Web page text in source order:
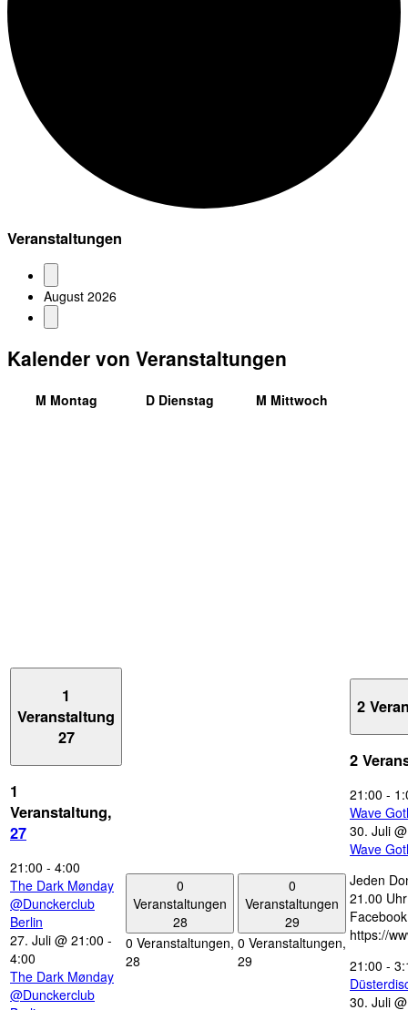
Veranstaltungen
August 2026
Kalender von Veranstaltungen
M Montag D Dienstag M Mittwoch
1
Veranstaltung
27
1
Veranstaltung,
27
21:00 - 4:00
The Dark Mønday
@Dunckerclub
Berlin
27. Juli @ 21:00 -
4:00
The Dark Mønday
@Dunckerclub
0
Veranstaltungen
28
0 Veranstaltungen,
28
0
Veranstaltungen
29
0 Veranstaltungen,
29
2
2
21:00 -
Wave
30. Juli
Wave
Jeden
21.00
https://
21:00 -
30. Juli